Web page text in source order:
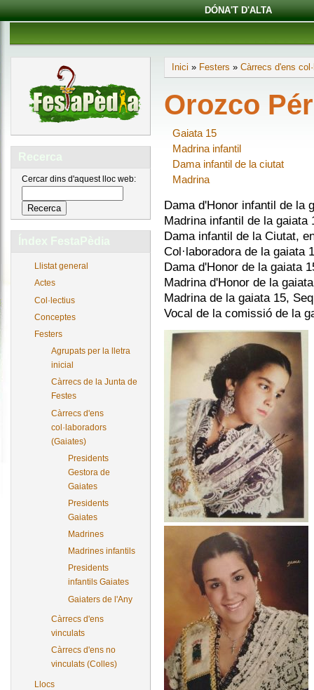
DÓNA'T D'ALTA
Recerca
Cercar dins d'aquest lloc web:
Índex FestaPèdia
Llistat general
Actes
Col·lectius
Conceptes
Festers
Agrupats per la lletra
inicial
Càrrecs de la Junta de
Festes
Càrrecs d'ens
col·laboradors
(Gaiates)
Presidents
Gestora de
Gaiates
Presidents
Gaiates
Madrines
Madrines infantils
Presidents
infantils Gaiates
Gaiaters de l'Any
Càrrecs d'ens
vinculats
Càrrecs d'ens no
vinculats (Colles)
Llocs
Inici » Festers » Càrrecs d'ens
Orozco
Gaiata 15
Madrina infantil
Dama infantil de la ciutat
Madrina
Dama d'Honor infantil de la
Madrina infantil de la gaiata
Dama infantil de la Ciutat,
Col·laboradora de la gaiata
Dama d'Honor de la gaiata
Madrina d'Honor de la
Madrina de la gaiata 15,
Vocal de la comissió de la